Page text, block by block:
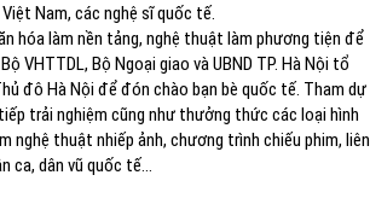
Nam, các nghệ sĩ quốc tế.
hóa làm nền tảng, nghệ thuật làm phương tiện để
VHTTDL, Bộ Ngoại giao và UBND TP. Hà Nội tổ
đô Hà Nội để đón chào bạn bè quốc tế. Tham dự
trải nghiệm cũng như thưởng thức các loại hình
nghệ thuật nhiếp ảnh, chương trình chiếu phim, liên
ca, dân vũ quốc tế…